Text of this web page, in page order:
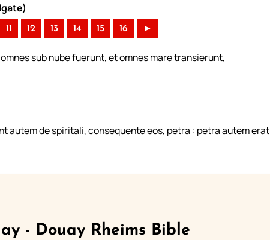
11 12 13 14 15 16 ►
sub nube fuerunt, et omnes mare transierunt,
autem de spiritali, consequente eos, petra : petra autem erat
- Douay Rheims Bible